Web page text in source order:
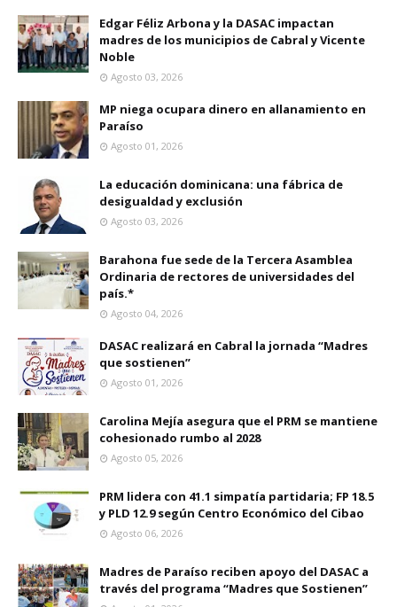
Edgar Féliz Arbona y la DASAC impactan
madres de los municipios de Cabral y Vicente
Noble
Agosto 03, 2026
MP niega ocupara dinero en allanamiento en
Paraíso
Agosto 01, 2026
La educación dominicana: una fábrica de
desigualdad y exclusión
Agosto 03, 2026
Barahona fue sede de la Tercera Asamblea
Ordinaria de rectores de universidades del
país.*
Agosto 04, 2026
DASAC realizará en Cabral la jornada “Madres
que sostienen”
Agosto 01, 2026
Carolina Mejía asegura que el PRM se mantiene
cohesionado rumbo al 2028
Agosto 05, 2026
PRM lidera con 41.1 simpatía partidaria; FP 18.5
y PLD 12.9 según Centro Económico del Cibao
Agosto 06, 2026
Madres de Paraíso reciben apoyo del DASAC a
través del programa “Madres que Sostienen”